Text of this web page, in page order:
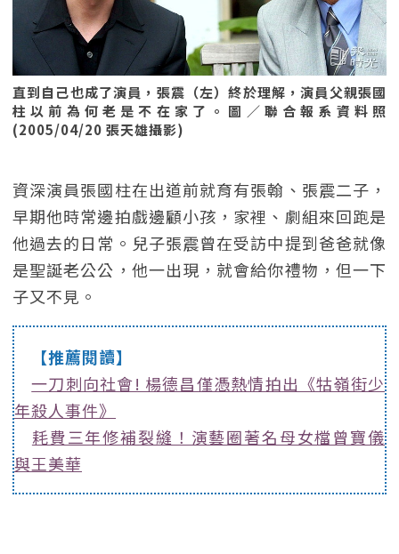
直到自己也成了演員，張震（左）終於理解，演員父親張國
柱以前為何老是不在家了。圖／聯合報系資料照
(2005/04/20 張天雄攝影)
資深演員張國柱在出道前就育有張翰、張震二子，
早期他時常邊拍戲邊顧小孩，家裡、劇組來回跑是
他過去的日常。兒子張震曾在受訪中提到爸爸就像
是聖誕老公公，他一出現，就會給你禮物，但一下
子又不見。
【推薦閱讀】
一刀刺向社會! 楊德昌僅憑熱情拍出《牯嶺街少
年殺人事件》
耗費三年修補裂縫！演藝圈著名母女檔曾寶儀
與王美華